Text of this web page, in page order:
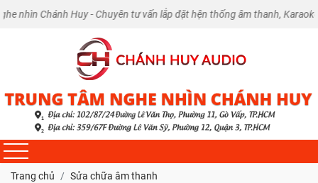
Huy - Chuyên tư vấn lắp đặt hện thống âm thanh, Karaoke tại nhà
Trang chủ
Sửa chữa âm thanh